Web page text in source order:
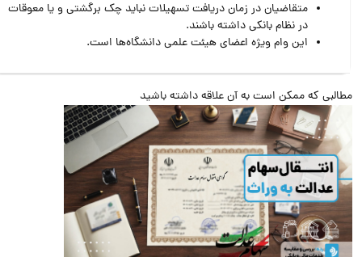
متقاضیان در زمان دریافت تسهیلات نباید چک برگشتی و یا معوقات
در نظام بانکی داشته باشند.
این وام ویژه اعضای هیئت علمی دانشگاه‌ها است.
که ممکن است به آن علاقه داشته باشید